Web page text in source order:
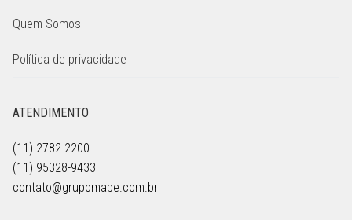
Quem Somos
Política de privacidade
ATENDIMENTO
(11) 2782-2200
(11) 95328-9433
contato@grupomape.com.br